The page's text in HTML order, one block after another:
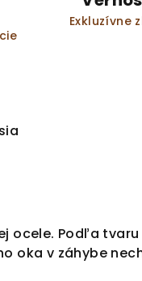
Exkluzívne
ocele. Podľa
oka v záhybe